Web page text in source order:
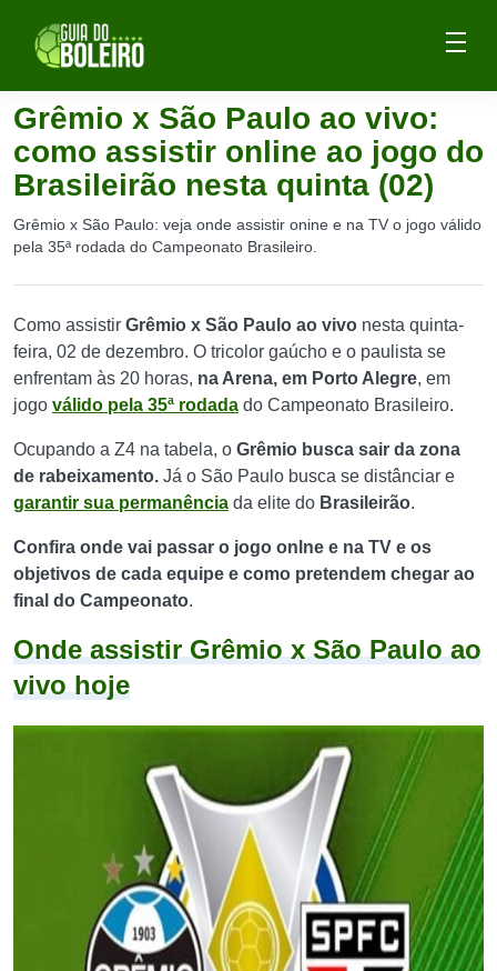
Grêmio x São Paulo ao vivo:
como assistir online ao jogo do
Brasileirão nesta quinta (02)
Grêmio x São Paulo: veja onde assistir onine e na TV o jogo válido
pela 35ª rodada do Campeonato Brasileiro.
Como assistir Grêmio x São Paulo ao vivo nesta quinta-
feira, 02 de dezembro. O tricolor gaúcho e o paulista se
enfrentam às 20 horas, na Arena, em Porto Alegre, em
jogo válido pela 35ª rodada do Campeonato Brasileiro.
Ocupando a Z4 na tabela, o Grêmio busca sair da zona
de rabeixamento. Já o São Paulo busca se distânciar e
garantir sua permanência da elite do Brasileirão.
Confira onde vai passar o jogo onlne e na TV e os
objetivos de cada equipe e como pretendem chegar ao
final do Campeonato.
Onde assistir Grêmio x São Paulo ao
vivo hoje